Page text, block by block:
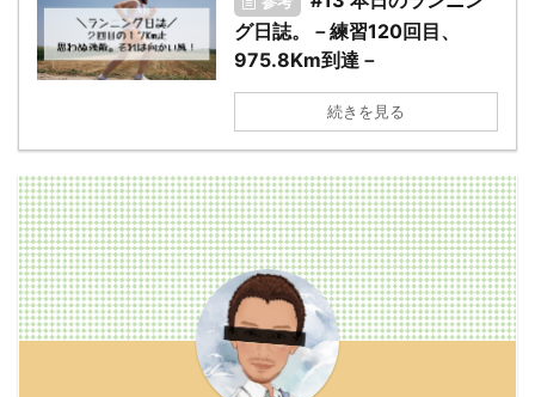
グ日誌。－練習120回目、
975.8Km到達－
続きを見る